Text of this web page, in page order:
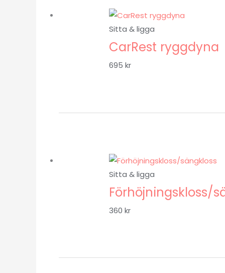
Sitta & ligga
CarRest ryggdyna
695kr
Sitta & ligga
Förhöjningskloss/
360kr